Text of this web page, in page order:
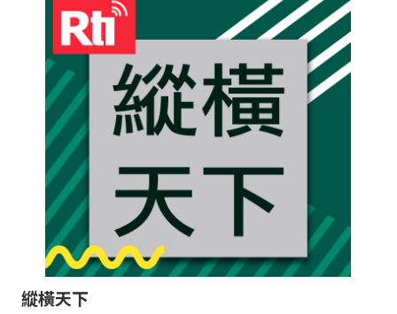
縱橫天下